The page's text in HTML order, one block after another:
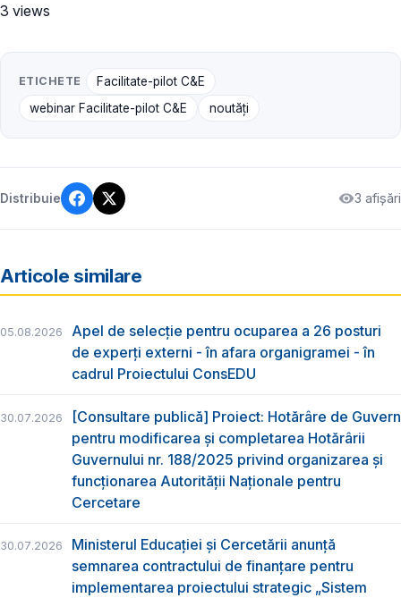
3 views
ETICHETE
Facilitate-pilot C&E
webinar Facilitate-pilot C&E
noutăți
Distribuie 3 afișări
Articole similare
05.08.2026
Apel de selecție pentru ocuparea a 26 posturi
de experți externi - în afara organigramei - în
cadrul Proiectului ConsEDU
30.07.2026
[Consultare publică] Proiect: Hotărâre de Guvern
pentru modificarea și completarea Hotărârii
Guvernului nr. 188/2025 privind organizarea şi
funcţionarea Autorităţii Naţionale pentru
Cercetare
30.07.2026
Ministerul Educației și Cercetării anunță
semnarea contractului de finanțare pentru
implementarea proiectului strategic „Sistem